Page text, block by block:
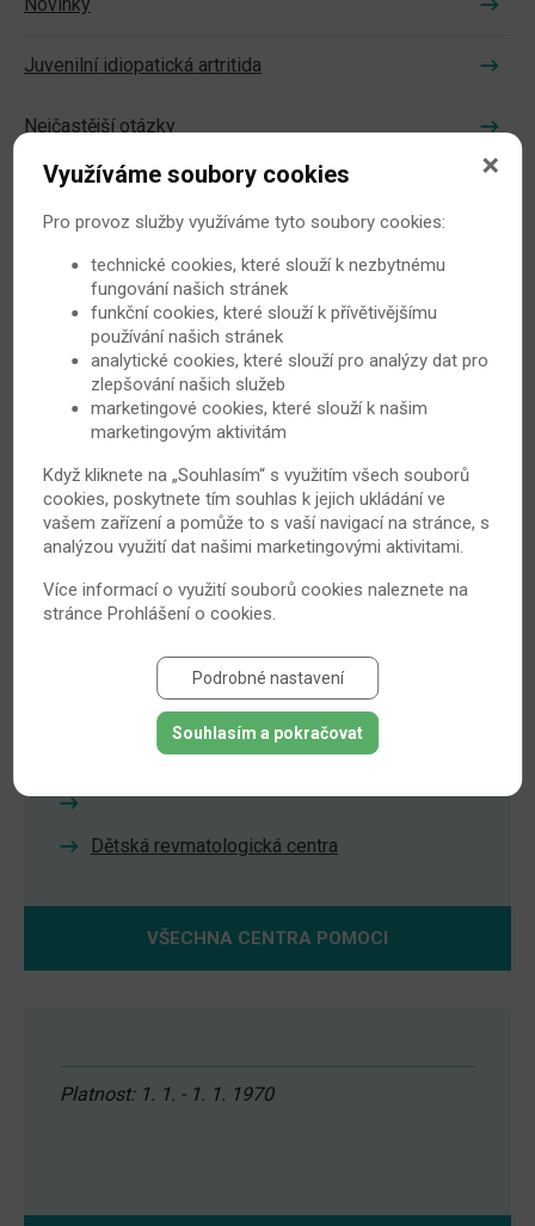
Juvenilní idiopatická artritida
Nejčastější otázky
Pacientské organizace
Zeptejte se lékaře
Poradna Bechtěrevova nemoc
Poradna psoriázy
Centra pomoci
Revmatologická centra pro biologickou léčbu
Dětská revmatologická centra
VŠECHNA CENTRA POMOCI
Platnost: 1. 1. - 1. 1. 1970
Využíváme soubory cookies
Pro provoz služby využíváme tyto soubory cookies:
technické cookies, které slouží k nezbytnému
fungování našich stránek
funkční cookies, které slouží k přívětivějšímu
používání našich stránek
analytické cookies, které slouží pro analýzy dat pro
zlepšování našich služeb
marketingové cookies, které slouží k našim
marketingovým aktivitám
Když kliknete na „Souhlasím“ s využitím všech souborů
cookies, poskytnete tím souhlas k jejich ukládání ve
vašem zařízení a pomůže to s vaší navigací na stránce, s
analýzou využití dat našimi marketingovými aktivitami.
Více informací o využití souborů cookies naleznete na
stránceProhlášení o cookies
Podrobné nastavení
Souhlasím a pokračovat